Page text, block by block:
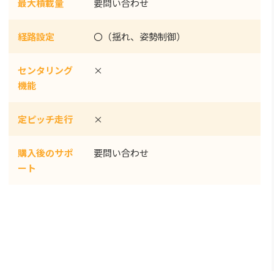
最大積載量 要問い合わせ
経路設定 〇（揺れ、姿勢制御）
センタリング
機能
×
定ピッチ走行 ×
購入後のサポ
ート
要問い合わせ